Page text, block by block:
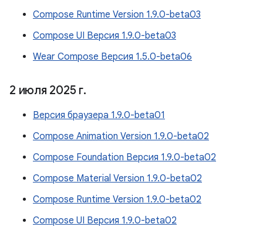
Compose Runtime Version 1.9.0-beta03
Compose UI Версия 1.9.0-beta03
Wear Compose Версия 1.5.0-beta06
2 июля 2025 г.
Версия браузера 1.9.0-beta01
Compose Animation Version 1.9.0-beta02
Compose Foundation Версия 1.9.0-beta02
Compose Material Version 1.9.0-beta02
Compose Runtime Version 1.9.0-beta02
Compose UI Версия 1.9.0-beta02